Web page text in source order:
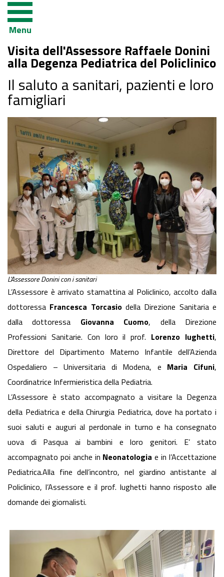
del Policlinico
Menu
Visita dell'Assessore Raffaele Donini
alla Degenza Pediatrica del Policlinico
Il saluto a sanitari, pazienti e loro
famigliari
L'Assessore Donini con i sanitari
L’Assessore è arrivato stamattina al Policlinico, accolto dalla
dottoressa Francesca Torcasiodella Direzione Sanitaria e
dalla dottoressa Giovanna Cuomo, della Direzione
Professioni Sanitarie. Con loro il prof. Lorenzo Iughetti,
Direttore del Dipartimento Materno Infantile dell’Azienda
Ospedaliero – Universitaria di Modena, e Maria Cifuni,
Coordinatrice Infermieristica della Pediatria.
L’Assessore è stato accompagnato a visitare la Degenza
della Pediatrica e della Chirurgia Pediatrica, dove ha portato i
suoi saluti e auguri al perdonale in turno e ha consegnato
uova di Pasqua ai bambini e loro genitori. E’ stato
accompagnato poi anche in Neonatologia e in l’Accettazione
Pediatrica.Alla fine dell’incontro, nel giardino antistante al
Policlinico, l’Assessore e il prof. Iughetti hanno risposto alle
domande dei giornalisti.